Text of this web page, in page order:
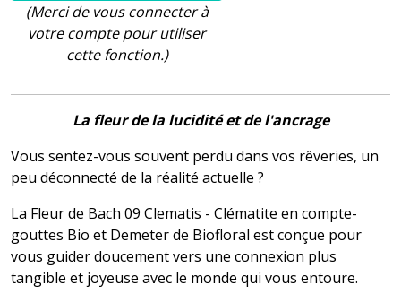
(Merci de vous connecter à
votre compte pour utiliser
cette fonction.)
La fleur de la lucidité et de l'ancrage
Vous sentez-vous souvent perdu dans vos rêveries, un
peu déconnecté de la réalité actuelle ?
La Fleur de Bach 09 Clematis - Clématite en compte-
gouttes Bio et Demeter de Biofloral est conçue pour
vous guider doucement vers une connexion plus
tangible et joyeuse avec le monde qui vous entoure.